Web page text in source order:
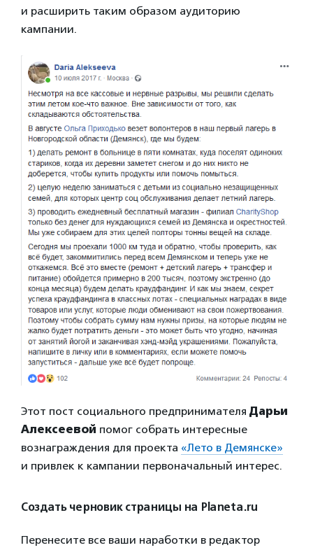
и расширить таким образом аудиторию
кампании.
Этот пост социального предпринимателя Дарьи
Алексеевой помог собрать интересные
вознаграждения для проекта «Лето в Демянске»
и привлек к кампании первоначальный интерес.
Создать черновик страницы на Planeta.ru
Перенесите все ваши наработки в редактор